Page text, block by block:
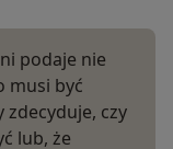
podaje nie
musi być
czy
lub, że